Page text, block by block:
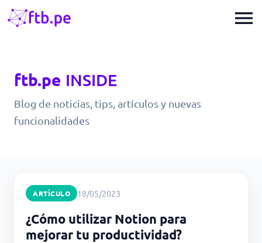
menu
ftb.pe INSIDE
Blog de noticias, tips, artículos y nuevas
funcionalidades
ARTÍCULO 18/05/2023
¿Cómo utilizar Notion para
mejorar tu productividad?